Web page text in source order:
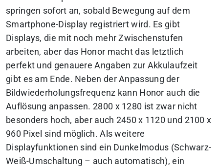
springen sofort an, sobald Bewegung auf dem
Smartphone-Display registriert wird. Es gibt
Displays, die mit noch mehr Zwischenstufen
arbeiten, aber das Honor macht das letztlich
perfekt und genauere Angaben zur Akkulaufzeit
gibt es am Ende. Neben der Anpassung der
Bildwiederholungsfrequenz kann Honor auch die
Auflösung anpassen. 2800 x 1280 ist zwar nicht
besonders hoch, aber auch 2450 x 1120 und 2100 x
960 Pixel sind möglich. Als weitere
Displayfunktionen sind ein Dunkelmodus (Schwarz-
Weiß-Umschaltung – auch automatisch), ein